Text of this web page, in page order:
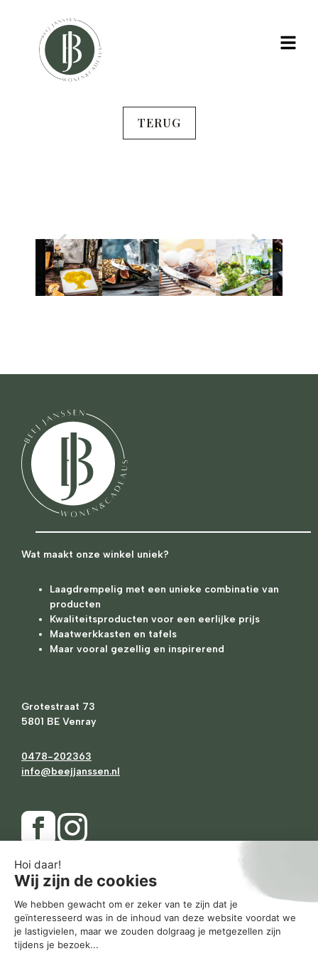
TERUG
Wat maakt onze winkel uniek?
Laagdrempelig met een unieke combinatie van
producten
Kwaliteitsproducten voor een eerlijke prijs
Maatwerkkasten en tafels
Maar vooral gezellig en inspirerend
Grotestraat 73
5801 BE Venray
0478-202363
info@beejjanssen.nl
Ma
Gesloten
Di
10.00 -
17.30
Wo
10.00